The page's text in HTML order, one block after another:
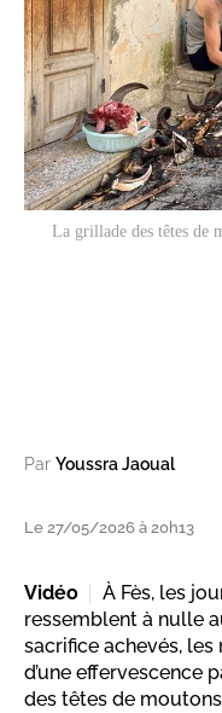
La grillade des têtes de
Par Youssra Jaoual
Le 27/05/2026 à 20h13
Vidéo
À Fès, les
ressemblent à nulle
sacrifice achevés, les
d’une effervescence
des têtes de